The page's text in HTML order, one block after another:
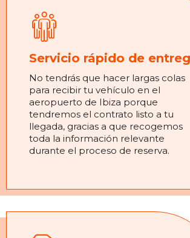
Servicio rápido de
No tendrás que hacer largas colas
para recibir tu vehículo en el
aeropuerto de Ibiza porque
tendremos el contrato listo a tu
llegada, gracias a que recogemos
toda la información relevante
durante el proceso de reserva.